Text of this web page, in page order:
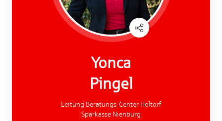
Yonca
Pingel
Leitung Beratungs-Center Holtorf
Sparkasse Nienburg